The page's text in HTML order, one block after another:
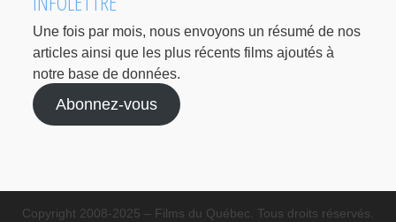
Une fois par mois, nous envoyons un résumé de nos
articles ainsi que les plus récents films ajoutés à
notre base de données.
Abonnez-vous
Copyright 2008-2025 – Films du Québec. Tous droits réservés.